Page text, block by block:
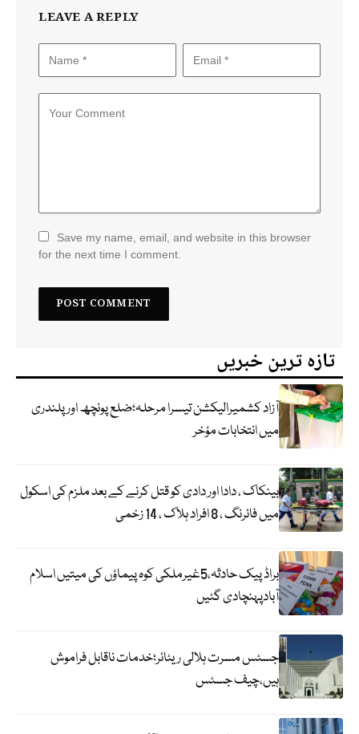
LEAVE A REPLY
Save my name, email, and website in this browser
for the next time I comment.
تازہ ترین خبریں
آزاد کشمیرالیکشن تیسرا مرحلہ؛ضلع پونچھ اور پلندری
میں انتخابات مؤخر
بینکاک ، دادا اور دادی کو قتل کرنے کے بعد ملزم کی اسکول
میں فائرنگ ، 8 افراد ہلاک ، 14 زخمی
براڈ پیک حادثہ،5غیرملکی کوہ پیماؤں کی میتیں اسلام
آبادپہنچادی گئیں
جسٹس مسرت ہلالی ریٹائر؛خدمات ناقابل فراموش
ہیں،چیف جسٹس